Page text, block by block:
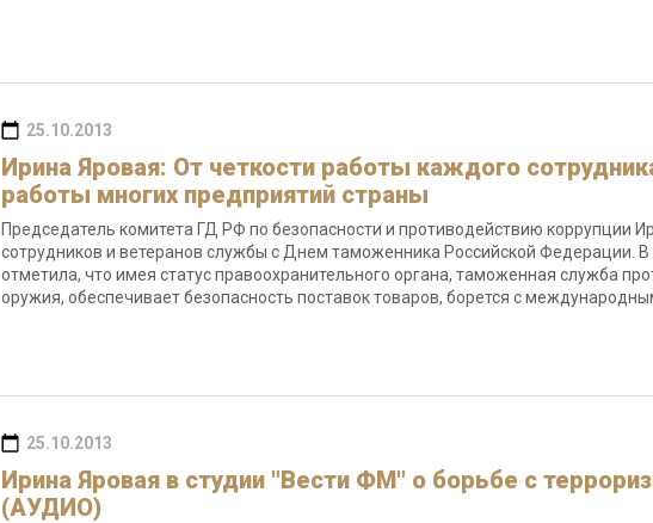
25.10.2013
Ирина Яровая: От четкости работы каждого
работы многих предприятий страны
Председатель комитета ГД РФ по безопасности и противодействию коррупции
сотрудников и ветеранов службы с Днем таможенника Российской Федерации. В
отметила, что имея статус правоохранительного органа, таможенная служба
оружия, обеспечивает безопасность поставок товаров, борется с
25.10.2013
Ирина Яровая в студии "Вести ФМ" о борьбе с
(АУДИО)